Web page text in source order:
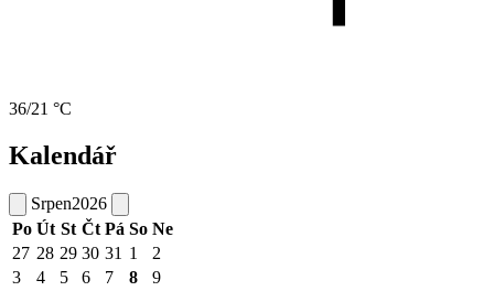
36/21 °C
Kalendář
Srpen2026
Po Út St Čt Pá So Ne
27 28 29 30 31 1
2
3
4 5 6 7 8
9